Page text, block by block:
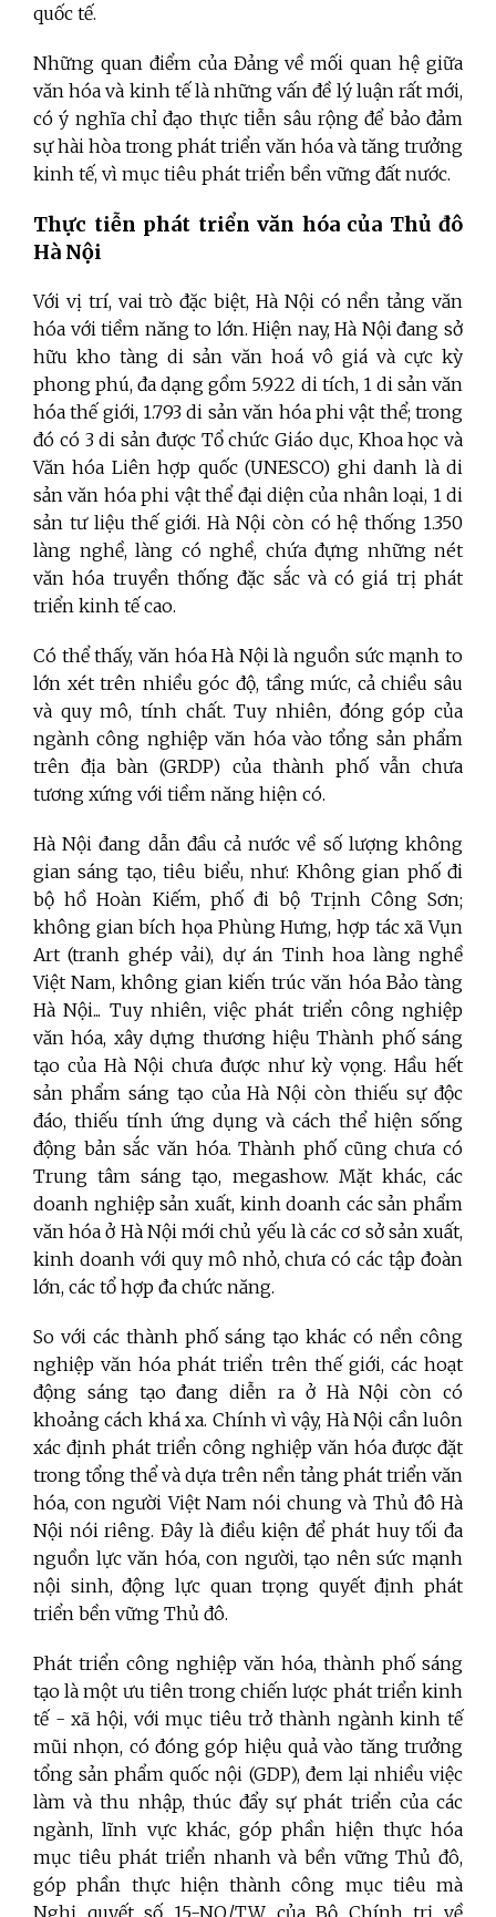
quốc tế.
Những quan điểm của Đảng về mối quan hệ giữa
văn hóa và kinh tế là những vấn đề lý luận rất mới,
có ý nghĩa chỉ đạo thực tiễn sâu rộng để bảo đảm
sự hài hòa trong phát triển văn hóa và tăng trưởng
kinh tế, vì mục tiêu phát triển bền vững đất nước.
Thực tiễn phát triển văn hóa của Thủ đô
Hà Nội
Với vị trí, vai trò đặc biệt, Hà Nội có nền tảng văn
hóa với tiềm năng to lớn. Hiện nay, Hà Nội đang sở
hữu kho tàng di sản văn hoá vô giá và cực kỳ
phong phú, đa dạng gồm 5.922 di tích, 1 di sản văn
hóa thế giới, 1.793 di sản văn hóa phi vật thể; trong
đó có 3 di sản được Tổ chức Giáo dục, Khoa học và
Văn hóa Liên hợp quốc (UNESCO) ghi danh là di
sản văn hóa phi vật thể đại diện của nhân loại, 1 di
sản tư liệu thế giới. Hà Nội còn có hệ thống 1.350
làng nghề, làng có nghề, chứa đựng những nét
văn hóa truyền thống đặc sắc và có giá trị phát
triển kinh tế cao.
Có thể thấy, văn hóa Hà Nội là nguồn sức mạnh to
lớn xét trên nhiều góc độ, tầng mức, cả chiều sâu
và quy mô, tính chất. Tuy nhiên, đóng góp của
ngành công nghiệp văn hóa vào tổng sản phẩm
trên địa bàn (GRDP) của thành phố vẫn chưa
tương xứng với tiềm năng hiện có.
Hà Nội đang dẫn đầu cả nước về số lượng không
gian sáng tạo, tiêu biểu, như: Không gian phố đi
bộ hồ Hoàn Kiếm, phố đi bộ Trịnh Công Sơn;
không gian bích họa Phùng Hưng, hợp tác xã Vụn
Art (tranh ghép vải), dự án Tinh hoa làng nghề
Việt Nam, không gian kiến trúc văn hóa Bảo tàng
Hà Nội... Tuy nhiên, việc phát triển công nghiệp
văn hóa, xây dựng thương hiệu Thành phố sáng
tạo của Hà Nội chưa được như kỳ vọng. Hầu hết
sản phẩm sáng tạo của Hà Nội còn thiếu sự độc
đáo, thiếu tính ứng dụng và cách thể hiện sống
động bản sắc văn hóa. Thành phố cũng chưa có
Trung tâm sáng tạo, megashow. Mặt khác, các
doanh nghiệp sản xuất, kinh doanh các sản phẩm
văn hóa ở Hà Nội mới chủ yếu là các cơ sở sản xuất,
kinh doanh với quy mô nhỏ, chưa có các tập đoàn
lớn, các tổ hợp đa chức năng.
So với các thành phố sáng tạo khác có nền công
nghiệp văn hóa phát triển trên thế giới, các hoạt
động sáng tạo đang diễn ra ở Hà Nội còn có
khoảng cách khá xa. Chính vì vậy, Hà Nội cần luôn
xác định phát triển công nghiệp văn hóa được đặt
trong tổng thể và dựa trên nền tảng phát triển văn
hóa, con người Việt Nam nói chung và Thủ đô Hà
Nội nói riêng. Đây là điều kiện để phát huy tối đa
nguồn lực văn hóa, con người, tạo nên sức mạnh
nội sinh, động lực quan trọng quyết định phát
triển bền vững Thủ đô.
Phát triển công nghiệp văn hóa, thành phố sáng
tạo là một ưu tiên trong chiến lược phát triển kinh
tế - xã hội, với mục tiêu trở thành ngành kinh tế
mũi nhọn, có đóng góp hiệu quả vào tăng trưởng
tổng sản phẩm quốc nội (GDP), đem lại nhiều việc
làm và thu nhập, thúc đẩy sự phát triển của các
ngành, lĩnh vực khác, góp phần hiện thực hóa
mục tiêu phát triển nhanh và bền vững Thủ đô,
góp phần thực hiện thành công mục tiêu mà
Nghị quyết số 15-NQ/TW của Bộ Chính trị về